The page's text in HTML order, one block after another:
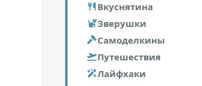
Вкуснятина
Зверушки
Самоделкины
Путешествия
Лайфхаки